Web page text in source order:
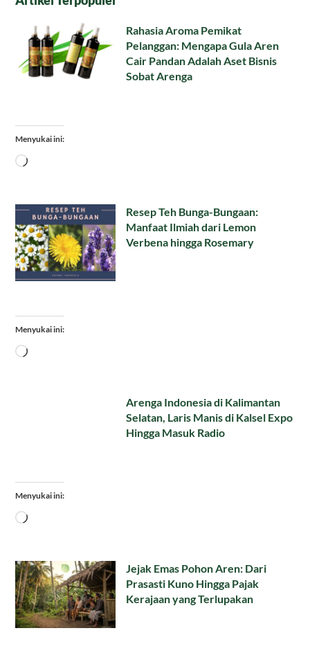
Rahasia Aroma Pemikat
Pelanggan: Mengapa Gula Aren
Cair Pandan Adalah Aset Bisnis
Sobat Arenga
Menyukai ini:
Memuat...
Resep Teh Bunga-Bungaan:
Manfaat Ilmiah dari Lemon
Verbena hingga Rosemary
Menyukai ini:
Memuat...
Arenga Indonesia di Kalimantan
Selatan, Laris Manis di Kalsel Expo
Hingga Masuk Radio
Menyukai ini:
Memuat...
Jejak Emas Pohon Aren: Dari
Prasasti Kuno Hingga Pajak
Kerajaan yang Terlupakan